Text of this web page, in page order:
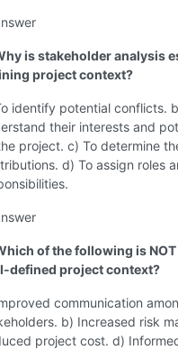
is stakeholder analysis
project context?
identify potential conflicts.
their interests and
project. c) To determine
d) To assign roles
of the following is
defined project context?
communication
b) Increased risk
project cost. d)